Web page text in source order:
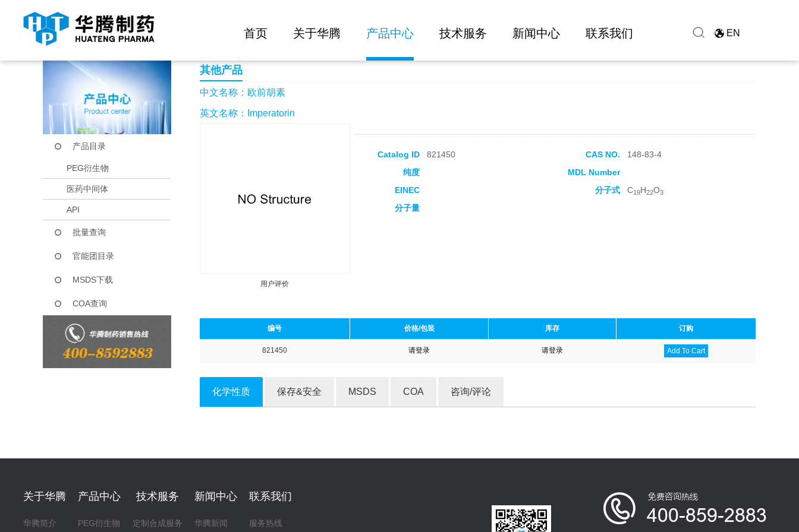
首页 关于华腾 产品中心 技术服务 新闻中心 联系我们 EN
当前位置： 首页 产品中心
产品目录
PEG衍生物
医药中间体
API
批量查询
官能团目录
MSDS下载
COA查询
其他产品
中文名称：欧前胡素
英文名称：Imperatorin
用户评价
Catalog ID 821450 CAS NO.
148-83-4
纯度
MDL Number
EINEC
分子式 C19H22O3
分子量
编号 价格/包装 库存 订购
821450 请登录 请登录 Add To Cart
化学性质 保存&安全 MSDS COA 咨询/评论
关于华腾
华腾简介
产品中心
PEG衍生物
技术服务
定制合成服务
新闻中心
华腾新闻
联系我们
服务热线